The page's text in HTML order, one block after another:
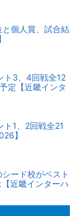
個人賞、試合結
ト3、4回戦全12
定【近畿インタ
1、2回戦全21
】
ード校がベスト
近畿インターハ